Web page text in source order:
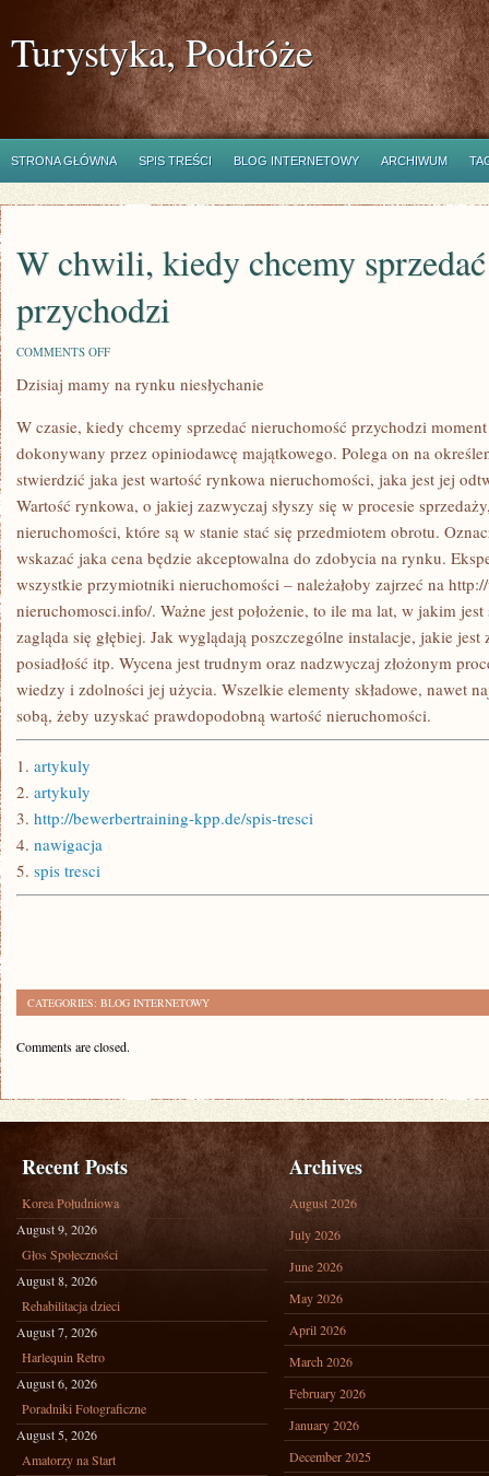
Turystyka, Podróże
STRONA GŁÓWNA SPIS TREŚCI BLOG INTERNETOWY ARCHIWUM
W chwili, kiedy chcemy sprzedać
przychodzi
COMMENTS OFFON
CHWILI,
KIEDY
SPRZEDAĆ
POSIADŁOŚĆ
PRZYCHODZI
Dzisiaj mamy na rynku niesłychanie
W czasie, kiedy chcemy sprzedać nieruchomość przychodzi
dokonywany przez opiniodawcę majątkowego. Polega on na
stwierdzić jaka jest wartość rynkowa nieruchomości, jaka jest jej
Wartość rynkowa, o jakiej zazwyczaj słyszy się w procesie
nieruchomości, które są w stanie stać się przedmiotem obrotu.
wskazać jaka cena będzie akceptowalna do zdobycia na rynku.
wszystkie przymiotniki nieruchomości – należałoby zajrzeć na
nieruchomosci.info/. Ważne jest położenie, to ile ma lat, w jakim
zagląda się głębiej. Jak wyglądają poszczególne instalacje, jakie jest
posiadłość itp. Wycena jest trudnym oraz nadzwyczaj złożonym
wiedzy i zdolności jej użycia. Wszelkie elementy składowe, nawet
sobą, żeby uzyskać prawdopodobną wartość nieruchomości.
1. artykuly
2. artykuly
3. http://bewerbertraining-kpp.de/spis-tresci
4. nawigacja
5. spis tresci
CATEGORIES: BLOG INTERNETOWY
Comments are closed.
Recent Posts
Korea Południowa
August 9, 2026
Głos Społeczności
August 8, 2026
Rehabilitacja dzieci
August 7, 2026
Harlequin Retro
August 6, 2026
Poradniki Fotograficzne
August 5, 2026
Amatorzy na Start
Archives
August 2026
July 2026
June 2026
May 2026
April 2026
March 2026
February 2026
January 2026
December 2025